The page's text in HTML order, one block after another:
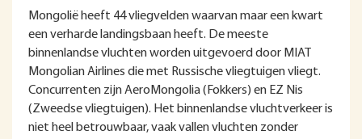
Mongolië heeft 44 vliegvelden waarvan maar een kwart
een verharde landingsbaan heeft. De meeste
binnenlandse vluchten worden uitgevoerd door MIAT
Mongolian Airlines die met Russische vliegtuigen vliegt.
Concurrenten zijn AeroMongolia (Fokkers) en EZ Nis
(Zweedse vliegtuigen). Het binnenlandse vluchtverkeer is
niet heel betrouwbaar, vaak vallen vluchten zonder